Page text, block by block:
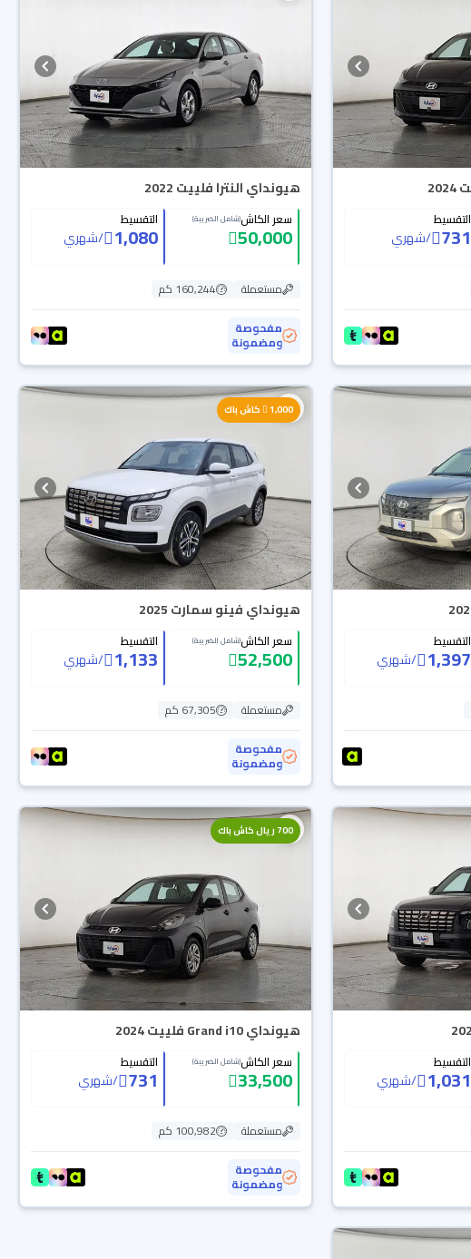
التقسيط
731
/شهري
هيونداي النترا فلييت 2022
سعر الكاش(شامل الضريبة)
50,000
التقسيط
1,080
/شهري
مستعملة
160,244 كم
مفحوصة
ومضمونة
التقسيط
1,397
/شهري
1,000 كاش باك
هيونداي فينو سمارت 2025
سعر الكاش(شامل الضريبة)
52,500
التقسيط
1,133
/شهري
مستعملة
67,305 كم
مفحوصة
ومضمونة
التقسيط
1,031
/شهري
700 ريال كاش باك
هيونداي Grand i10 فلييت 2024
سعر الكاش(شامل الضريبة)
33,500
التقسيط
731
/شهري
مستعملة
100,982 كم
مفحوصة
ومضمونة